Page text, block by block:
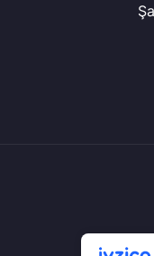
© Tüm